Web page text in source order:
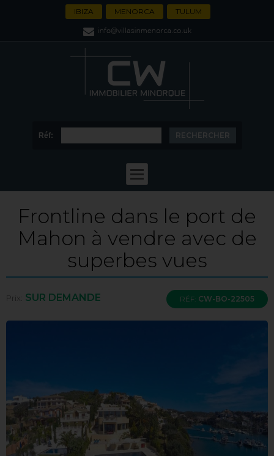
IBIZA MENORCA TULUM
Réf:
Frontline dans le port de
Mahon à vendre avec de
superbes vues
Prix: SUR DEMANDE RÉF: CW-BO-22505